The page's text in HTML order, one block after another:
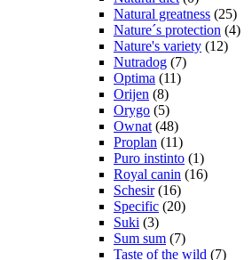
Natural greatness (25)
Nature´s protection (4)
Nature's variety (12)
Nutradog (7)
Optima (11)
Orijen (8)
Orygo (5)
Ownat (48)
Proplan (11)
Puro instinto (1)
Royal canin (16)
Schesir (16)
Specific (20)
Suki (3)
Sum sum (7)
Taste of the wild (7)